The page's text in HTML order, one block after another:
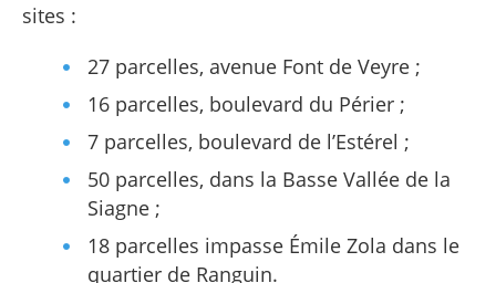
sites :
27 parcelles, avenue Font de Veyre ;
16 parcelles, boulevard du Périer ;
7 parcelles, boulevard de l’Estérel ;
50 parcelles, dans la Basse Vallée de la
Siagne ;
18 parcelles impasse Émile Zola dans le
quartier de Ranguin.